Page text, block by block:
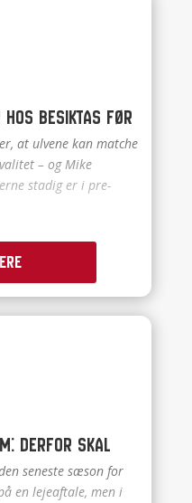
Besiktas før
at ulvene kan matche
– og Mike
stadig er i pre-
Derfor skal
seneste sæson for
en lejeaftale, men i